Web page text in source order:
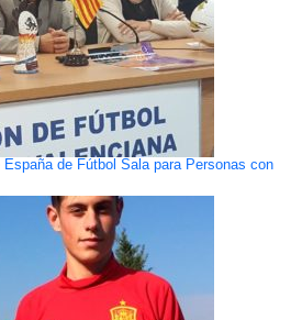
de Fútbol Sala para Personas con